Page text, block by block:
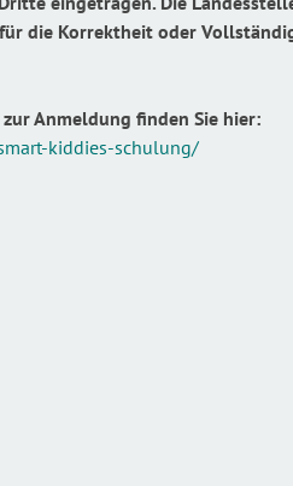
die Korrektheit oder
Anmeldung finden Sie hier:
kiddies-schulung/